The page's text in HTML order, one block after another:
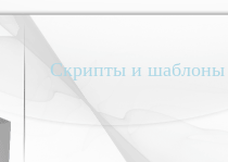
Скрипты и шаблоны